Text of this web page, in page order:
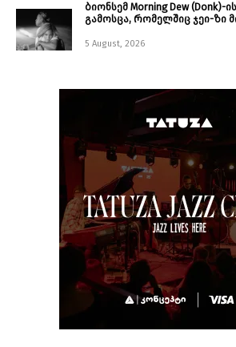
ბიონსემ Morning Dew (Donk)-
გამოსცა, რომელშიც ჯეი-ზი
5 August, 2026